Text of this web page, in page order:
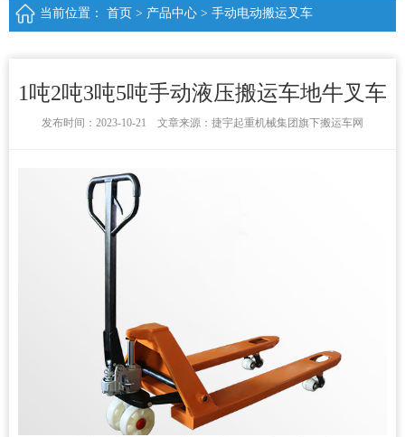
当前位置： 首页 > 产品中心 > 手动电动搬运叉车
1吨2吨3吨5吨手动液压搬运车地牛叉车
发布时间：2023-10-21 文章来源：捷宇起重机械集团旗下搬运车网